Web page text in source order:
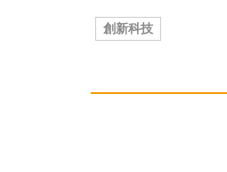
創新科技